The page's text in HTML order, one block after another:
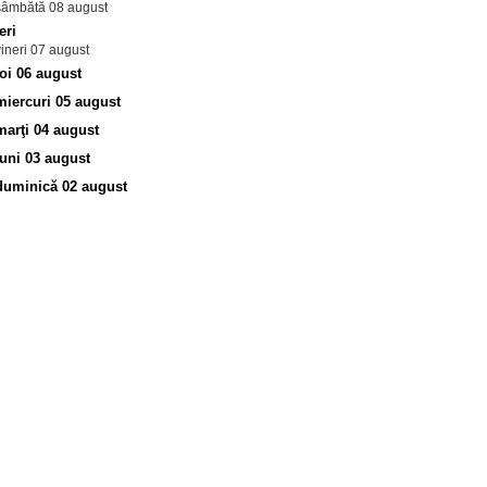
08 august
07 august
06 august
05 august
04 august
03 august
02 august